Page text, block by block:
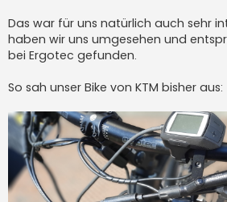
Das war für uns natürlich auch sehr
haben wir uns umgesehen und
bei Ergotec gefunden.
So sah unser Bike von KTM bisher aus: